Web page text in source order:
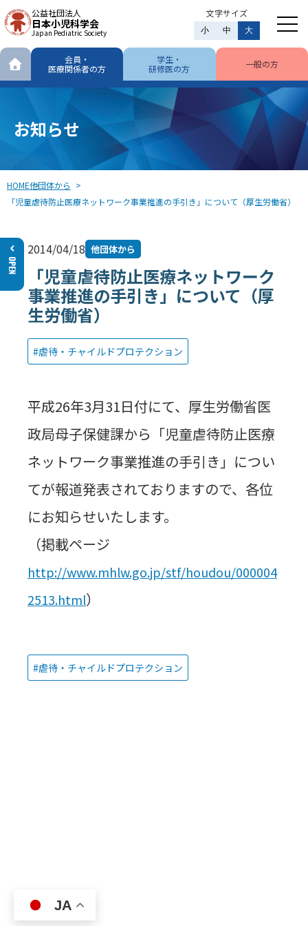
公益社団法人
日本小児科学会
Japan Pediatric Society
文字サイズ
小 中 大
会員・
医療関係者の方
学生・
研修医の方
一般の方
お知らせ
HOME他団体から
「児童虐待防止医療ネットワーク事業推進の手引き」について（厚生労働省）
2014/04/18 他団体から
「児童虐待防止医療ネットワーク
事業推進の手引き」について（厚
生労働省）
虐待・チャイルドプロテクション
平成26年3月31日付にて、厚生労働省医
政局母子保健課から「児童虐待防止医療
ネットワーク事業推進の手引き」につい
てが報道発表されておりますので、各位
にお知らせいたします。
（掲載ページ
http://www.mhlw.go.jp/stf/houdou/000004
2513.html）
虐待・チャイルドプロテクション
JA